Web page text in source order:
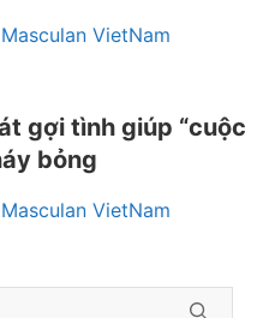
Masculan VietNam
gợi tình giúp “cuộc
bỏng
Masculan VietNam